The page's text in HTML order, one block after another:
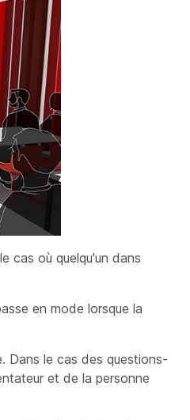
cas où quelqu'un dans
en mode lorsque la
Dans le cas des questions-
et de la personne